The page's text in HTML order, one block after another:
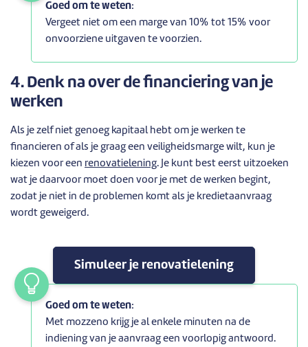
Goed om te weten:
Vergeet niet om een marge van 10% tot 15% voor
onvoorziene uitgaven te voorzien.
4. Denk na over de financiering van je
werken
Als je zelf niet genoeg kapitaal hebt om je werken te
financieren of als je graag een veiligheidsmarge wilt, kun je
kiezen voor een renovatielening. Je kunt best eerst uitzoeken
wat je daarvoor moet doen voor je met de werken begint,
zodat je niet in de problemen komt als je kredietaanvraag
wordt geweigerd.
Simuleer je renovatielening
Goed om te weten:
Met mozzeno krijg je al enkele minuten na de
indiening van je aanvraag een voorlopig antwoord.